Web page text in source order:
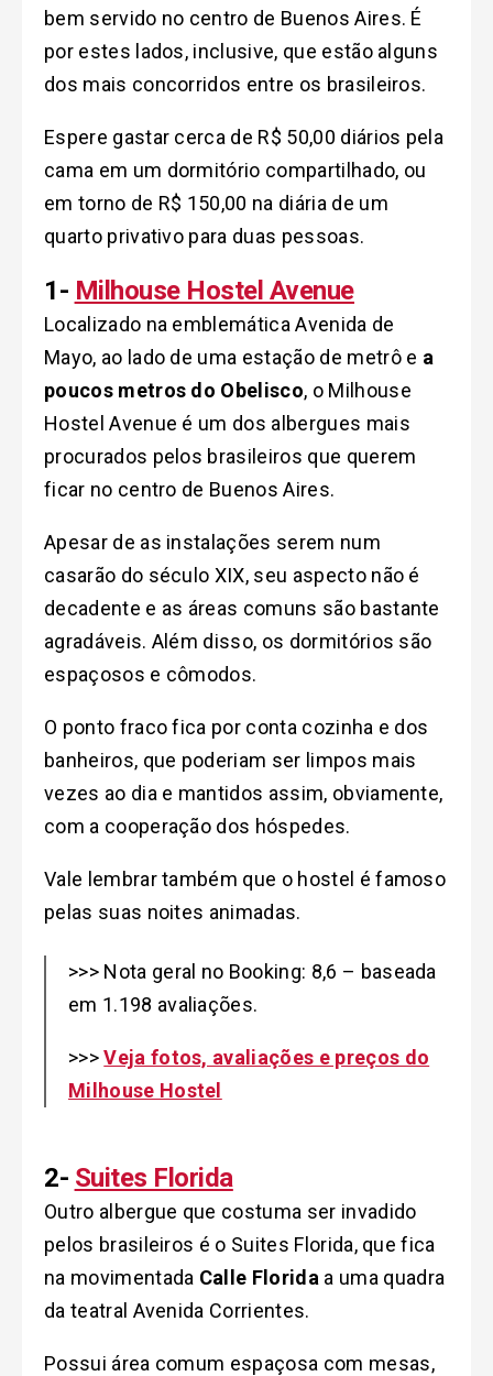
bem servido no centro de Buenos Aires. É
por estes lados, inclusive, que estão alguns
dos mais concorridos entre os brasileiros.
Espere gastar cerca de R$ 50,00 diários pela
cama em um dormitório compartilhado, ou
em torno de R$ 150,00 na diária de um
quarto privativo para duas pessoas.
1- Milhouse Hostel Avenue
Localizado na emblemática Avenida de
Mayo, ao lado de uma estação de metrô e a
poucos metros do Obelisco, o Milhouse
Hostel Avenue é um dos albergues mais
procurados pelos brasileiros que querem
ficar no centro de Buenos Aires.
Apesar de as instalações serem num
casarão do século XIX, seu aspecto não é
decadente e as áreas comuns são bastante
agradáveis. Além disso, os dormitórios são
espaçosos e cômodos.
O ponto fraco fica por conta cozinha e dos
banheiros, que poderiam ser limpos mais
vezes ao dia e mantidos assim, obviamente,
com a cooperação dos hóspedes.
Vale lembrar também que o hostel é famoso
pelas suas noites animadas.
>>> Nota geral no Booking: 8,6 – baseada
em 1.198 avaliações.
>>>Veja fotos, avaliações e preços do
Milhouse Hostel
2- Suites Florida
Outro albergue que costuma ser invadido
pelos brasileiros é o Suites Florida, que fica
na movimentada Calle Florida a uma quadra
da teatral Avenida Corrientes.
Possui área comum espaçosa com mesas,